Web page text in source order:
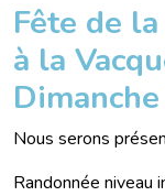
Fête de
à la
Nous serons
Randonnée niveau